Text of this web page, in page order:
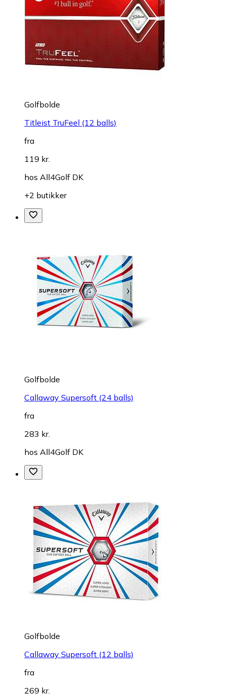
Golfbolde
Titleist TruFeel (12 balls)
fra
119 kr.
hos All4Golf DK
+2 butikker
Golfbolde
Callaway Supersoft (24 balls)
fra
283 kr.
hos All4Golf DK
Golfbolde
Callaway Supersoft (12 balls)
fra
269 kr.